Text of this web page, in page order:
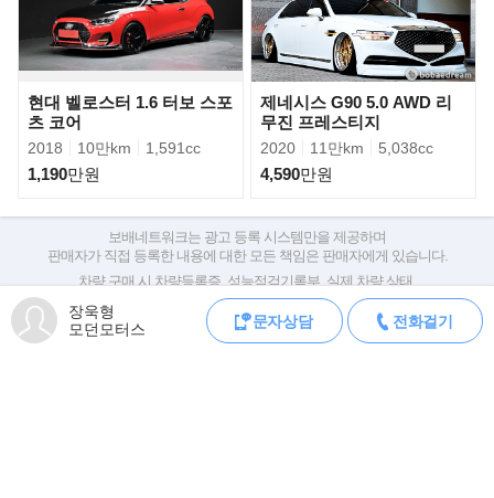
- 전동식 후석 도어 사이드 커튼
- 버튼시동 & 스마트 키 시스템
- 냉난방 통풍시트(운전석/동승석)
- 전동식 에어 요추받침대(운전석)
- 스웨이드 헤드라이닝 및 필라트림
- 운전석/동승석/사이드/커튼 에어백
- 열선 리얼우드 & 가죽 스티어링 휠
- 타이어 공기압 자동감지 시스템 (TPMS)
- VDC(ABS, EBD, TCS, CBC, BAS 기능포함)
- 전동식 업다운 & 틸트 헤드레스트(운전석/동승석)
- 후륜구동형 V8 타우 5.0 엔진(출력400ps) 및 엔진 풀커버
- Lexicon LOGIC7™ 프리미엄 사운드 시스템(앰프 및 14스피커)
- 운전자세 메모리 시스템(IMS:시트,열선 가죽 스티어링휠, 후진연
동 하향조정 아웃사이드 미러)
▶튜닝내역
현대 벨로스터 1.6 터보 스포
츠 코어
2018 10만km 1,591cc
1,190만원
제네시스 G90 5.0 AWD 리
무진 프레스티지
2020 11만km 5,038cc
4,590만원
장욱형
모던모터스
문자상담 전화걸기
보배네트워크는 광고 등록 시스템만을 제공하며
판매자가 직접 등록한 내용에 대한 모든 책임은 판매자에게 있습니다.
차량 구매 시 차량등록증, 성능점검기록부, 실제 차량 상태,
차대번호 조회로 직접 정보를 확인하세요.
차대번호는 등록증과 성능지에 나와있으며
조회 시 정확한 옵션과 제원을 확인 할 수 있습니다.